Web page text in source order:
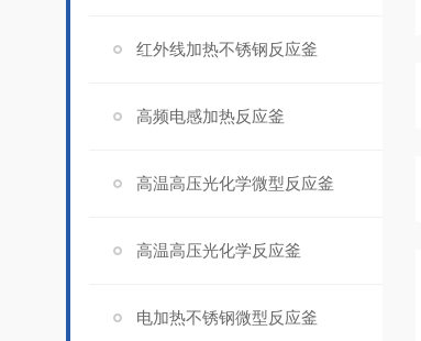
红外线加热不锈钢反应釜
高频电感加热反应釜
高温高压光化学微型反应釜
高温高压光化学反应釜
电加热不锈钢微型反应釜